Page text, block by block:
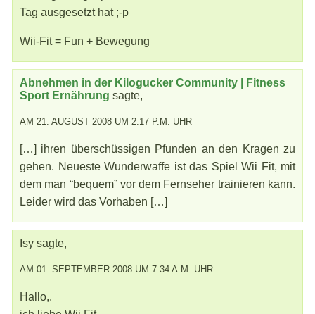
Tag ausgesetzt hat ;-p
Wii-Fit = Fun + Bewegung
Abnehmen in der Kilogucker Community | Fitness
Sport Ernährung sagte,
AM 21. AUGUST 2008 UM 2:17 P.M. UHR
[…] ihren überschüssigen Pfunden an den Kragen zu
gehen. Neueste Wunderwaffe ist das Spiel Wii Fit, mit
dem man “bequem” vor dem Fernseher trainieren kann.
Leider wird das Vorhaben […]
Isy sagte,
AM 01. SEPTEMBER 2008 UM 7:34 A.M. UHR
Hallo,.